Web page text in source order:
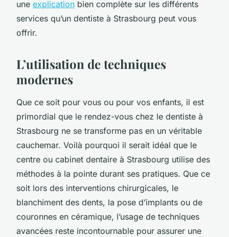
une explication bien complète sur les différents
services qu’un dentiste à Strasbourg peut vous
offrir.
L’utilisation de techniques
modernes
Que ce soit pour vous ou pour vos enfants, il est
primordial que le rendez-vous chez le dentiste à
Strasbourg ne se transforme pas en un véritable
cauchemar. Voilà pourquoi il serait idéal que le
centre ou cabinet dentaire à Strasbourg utilise des
méthodes à la pointe durant ses pratiques. Que ce
soit lors des interventions chirurgicales, le
blanchiment des dents, la pose d’implants ou de
couronnes en céramique, l’usage de techniques
avancées reste incontournable pour assurer une